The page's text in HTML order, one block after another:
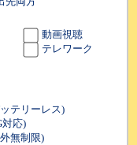
動画視聴
テレワーク
テリーレス)
対応)
無制限)